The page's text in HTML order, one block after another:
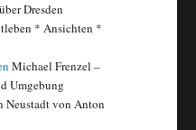
Dresden
* Ansichten *
Michael Frenzel –
Umgebung
Neustadt von Anton